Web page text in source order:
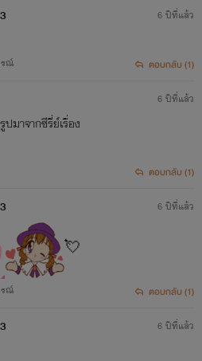
ฏกรรม ให้หมายความรวมถึง เปลี่ยน
าฏกรรม หรือเปลี่ยนนาฏกรรมให้
ม่ว่าในภาษาเดิมหรือต่างภาษากัน
กรรม ให้หมายความรวมถึง เปลี่ยน
ามมิติให้เป็นรูปสามมิติหรือสองมิติ
บับ
ตรีกรรม ให้หมายความรวมถึง จัด
นหรือเปลี่ยนคำร้องหรือทำนองใหม่
น" หมายความว่า ทำให้ปรากฏต่อ
รบรรยาย การสวด การบรรเลงการ
ณ์
6 ปีที่แล้ว
ตอบกลับ (1)
มาจากซีรี่ย์​เรื่อง
6 ปีที่แล้ว
ตอบกลับ (1)
💘
ณ์
6 ปีที่แล้ว
ตอบกลับ (1)
6 ปีที่แล้ว